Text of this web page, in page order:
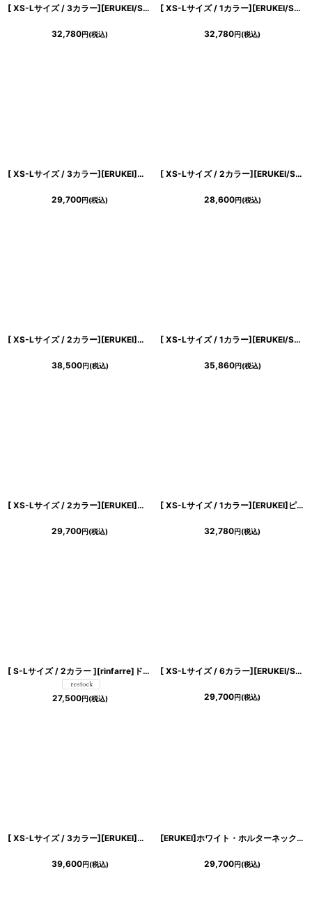
[ XS-Lサイズ / 3カラー][ERUKEI/SETTAN]総レース・スパンコール・シアー・ギャザー・Vネック・ノースリーブ・ハイウエスト・タイト・マーメイド・ロングドレス[送料無料]
32,780円(税込)
[ XS-Lサイズ / 1カラー][ERUKEI/SETTAN]フラワープリント・花柄・ハイウエスト・ノースリーブ・ボートネック・Aライン・ロングドレス[送料無料]
32,780円(税込)
[ XS-Lサイズ / 3カラー][ERUKEI]シンプル・胸元スリットカット・ノースリーブ・ストレッチ・タイト・マーメイド・ロングドレス[送料無料]
29,700円(税込)
[ XS-Lサイズ / 2カラー][ERUKEI/SETTAN]マーブルプリント・サテン・エレガント・ノースリーブ・Aライン・ロングドレス[送料無料]
28,600円(税込)
[ XS-Lサイズ / 2カラー][ERUKEI]ピンク・ブルー・ティアード・ハイネック・花柄・パール・Aライン・ノースリーブ・ロングドレス[薗田杏奈・黒木麗奈着用][送料無料]
38,500円(税込)
[ XS-Lサイズ / 1カラー][ERUKEI/SETTAN]チュールレース・クラシカル・ハイウエスト・ノースリーブ・フレア・Aライン・ロングドレス[送料無料]
35,860円(税込)
[ XS-Lサイズ / 2カラー][ERUKEI]シフォン・花柄・フラワープリント・Aライン・Vネック・ノースリーブ・ロングドレス[黒木麗奈着用][送料無料]
29,700円(税込)
[ XS-Lサイズ / 1カラー][ERUKEI]ピンク・スパンコール・花柄・刺繍・総レース・Vネック・Aライン・ノースリーブ・ロングドレス[黒木麗奈着用][送料無料]
32,780円(税込)
[ S-Lサイズ / 2カラー ][rinfarre]ドレープネック・シフォン・ベージュ・ネイビー・シンプル・上品・マーメイド・ノースリーブ・ロングドレス[薗田杏奈・黒木麗奈着用][送料無料]
27,500円(税込)
[ XS-Lサイズ / 6カラー][ERUKEI/SETTAN]Vネック・ノースリーブ・シンプル・サテン・上品・肩リボン・切替・Aライン・ロングドレス[送料無料]
29,700円(税込)
[ XS-Lサイズ / 3カラー][ERUKEI]ノースリーブ・ラメ・ラインストーン・プリーツ・レース・シアー・エレガント・Aライン・ロングドレス[送料無料]
39,600円(税込)
[ERUKEI]ホワイト・ホルターネック・サテン・パール・ギャザー・セクシー・ストレートライン・ロングドレス[送料無料]
29,700円(税込)